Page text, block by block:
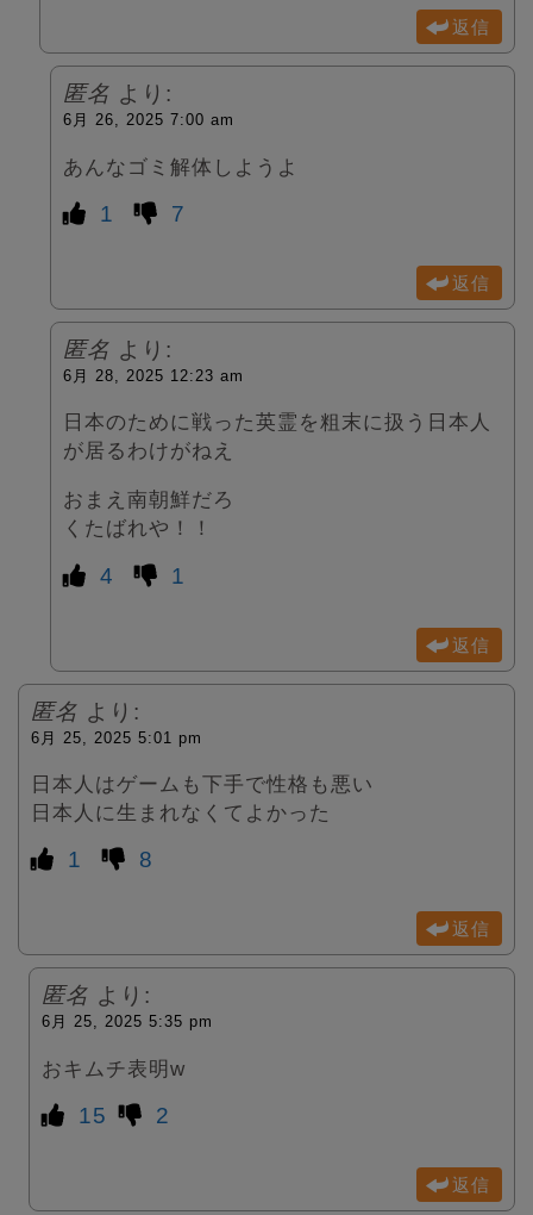
返信
匿名 より:
6月 26, 2025 7:00 am
あんなゴミ解体しようよ
1 7
返信
匿名 より:
6月 28, 2025 12:23 am
日本のために戦った英霊を粗末に扱う日本人
が居るわけがねえ
おまえ南朝鮮だろ
くたばれや！！
4 1
返信
匿名 より:
6月 25, 2025 5:01 pm
日本人はゲームも下手で性格も悪い
日本人に生まれなくてよかった
1 8
返信
匿名 より:
6月 25, 2025 5:35 pm
おキムチ表明w
15 2
返信